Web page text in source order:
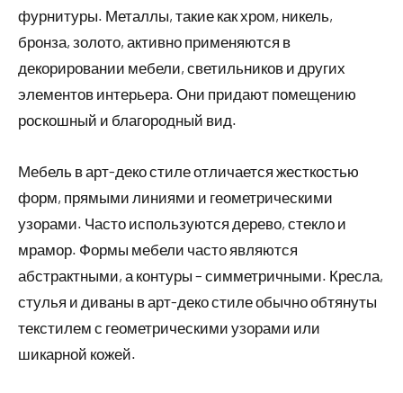
фурнитуры. Металлы, такие как хром, никель,
бронза, золото, активно применяются в
декорировании мебели, светильников и других
элементов интерьера. Они придают помещению
роскошный и благородный вид.
Мебель в арт-деко стиле отличается жесткостью
форм, прямыми линиями и геометрическими
узорами. Часто используются дерево, стекло и
мрамор. Формы мебели часто являются
абстрактными, а контуры – симметричными. Кресла,
стулья и диваны в арт-деко стиле обычно обтянуты
текстилем с геометрическими узорами или
шикарной кожей.